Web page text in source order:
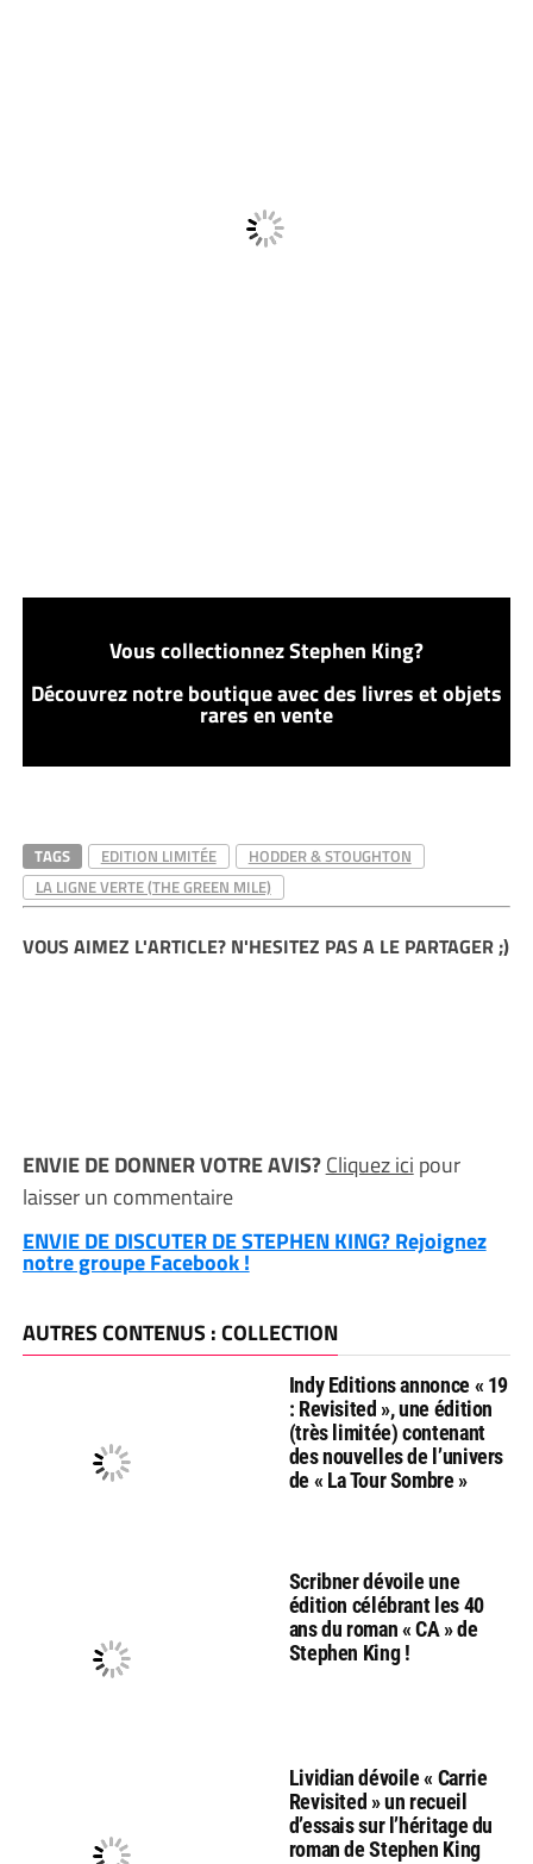
Vous collectionnez Stephen King?
Découvrez notre boutique avec des livres et objets
rares en vente
TAGS EDITION LIMITÉE
HODDER & STOUGHTON
LA LIGNE VERTE (THE GREEN MILE)
VOUS AIMEZ L'ARTICLE? N'HESITEZ PAS A LE PARTAGER ;)
ENVIE DE DONNER VOTRE AVIS?Cliquez ici pour
laisser un commentaire
ENVIE DE DISCUTER DE STEPHEN KING? Rejoignez
notre groupe Facebook !
AUTRES CONTENUS : COLLECTION
Indy Editions annonce « 19
: Revisited », une édition
(très limitée) contenant
des nouvelles de l’univers
de « La Tour Sombre »
Scribner dévoile une
édition célébrant les 40
ans du roman « CA » de
Stephen King !
Lividian dévoile « Carrie
Revisited » un recueil
d’essais sur l’héritage du
roman de Stephen King